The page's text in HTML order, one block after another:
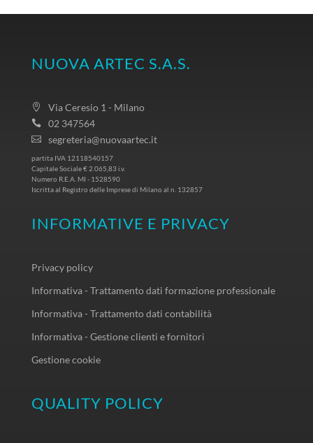
NUOVA ARTEC S.A.S.
Via Ceresio 1 - Milano
02 347564
segreteria@nuovaartec.it
partita IVA 12118540157
Capitale Sociale € 2.065,83 i.v.
Numero R.E.A. MI - 1528590
Iscritta al Registro delle Imprese di Milano al n. 132857
INFORMATIVE E PRIVACY
Privacy policy
Informativa - Trattamento dati formazione professionale
Informativa - Trattamento dati contabilità
Informativa - Gestione clienti e fornitori
Gestione cookie
QUALITY POLICY